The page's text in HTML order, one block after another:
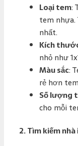
Loại tem:
tem
nhất.
Kích
nhỏ như
Màu sắc:
rẻ hơn
Số lượng
cho mỗi
2.Tìm kiếm